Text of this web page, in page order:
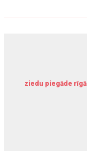
ziedu piegāde rīgā